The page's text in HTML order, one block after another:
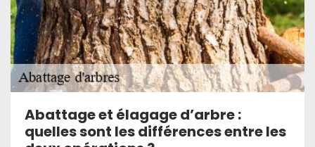
Abattage et élagage d’arbre :
quelles sont les différences entre les